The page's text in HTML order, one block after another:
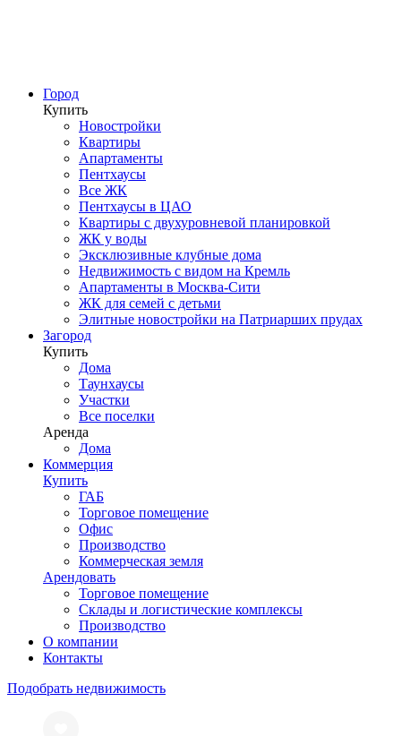
Город
Купить
Новостройки
Квартиры
Апартаменты
Пентхаусы
Все ЖК
Пентхаусы в ЦАО
Квартиры с двухуровневой планировкой
ЖК у воды
Эксклюзивные клубные дома
Недвижимость с видом на Кремль
Апартаменты в Москва-Сити
ЖК для семей с детьми
Элитные новостройки на Патриарших прудах
Загород
Купить
Дома
Таунхаусы
Участки
Все поселки
Аренда
Дома
Коммерция
Купить
ГАБ
Торговое помещение
Офис
Производство
Коммерческая земля
Арендовать
Торговое помещение
Склады и логистические комплексы
Производство
О компании
Контакты
Подобрать недвижимость